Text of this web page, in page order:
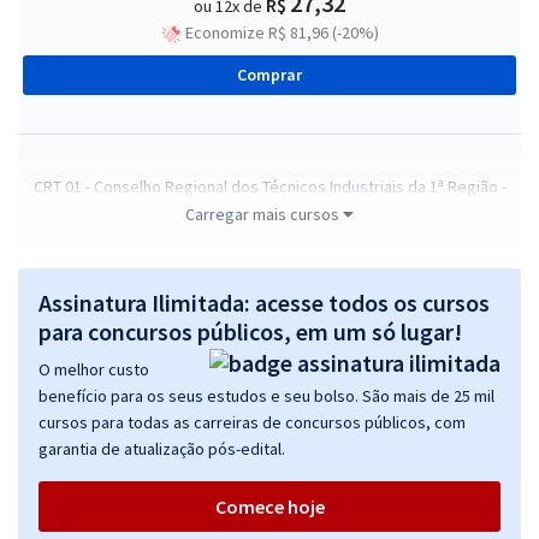
ou 12x de R$
Economize R$ 81,96 (-20%)
Comprar
CRT 01 - Conselho Regional dos Técnicos Industriais da 1ª Região -
Conhecimentos Específicos para o Cargo de Agente de Fiscalização
13,32
Economize R$ 39,96 (-20%)
Comprar
CRT 01 - Conselho Regional dos Técnicos Industriais da 1ª Região -
Assistente Administrativo
à vista
Carregar mais cursos
Assinatura Ilimitada: acesse todos os cursos
para concursos públicos, em um só lugar!
O melhor custo
benefício para os seus estudos e seu bolso. São mais de 25 mil
cursos para todas as carreiras de concursos públicos, com
garantia de atualização pós-edital.
Comece hoje